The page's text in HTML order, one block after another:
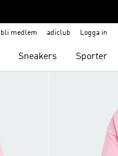
bli medlem adiclub Logga in
Sneakers Sporter